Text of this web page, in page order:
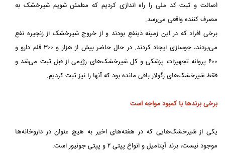
اصالت و ثبت کد ملی را راه اندازی کردیم که مطمئن شویم شیرخشک به
مصرف کننده واقعی می‌رسد.
برخی افراد که در این زمینه ذینفع بودند و از خروج شیرخشک از زنجیره نفع
می‌بردند، جوسازی ایجاد کردند. در حال حاضر بیش از هزار و ۳۰۰ قلم دارو و
۶۰۰ پروانه تجهیزات پزشکی و کل شیرخشک‌های رژیمی از قبل ثبت می‌شد و
فقط شیرخشک‌های رگولار باقی مانده بود که آنها را نیز ثبت کردیم.
برخی برندها با کمبود مواجه است
یکی از شیرخشک‌هایی که در هفته‌های اخیر به هیچ عنوان در داروخانه‌ها
موجود نیست، برند آپتامیل و انواع پپتی ۲ و پپتی جونیور است.